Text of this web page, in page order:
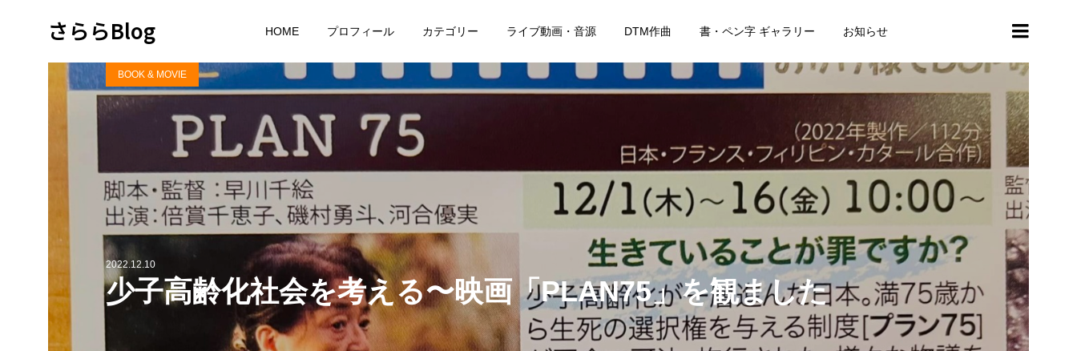
さららBlog HOME プロフィール カテゴリー ライブ動画・音源 DTM作曲 書・ペン字 ギャラリー お知らせ
2022.12.10
少子高齢化社会を考える〜映画「PLAN75」を観ました
BOOK & MOVIE